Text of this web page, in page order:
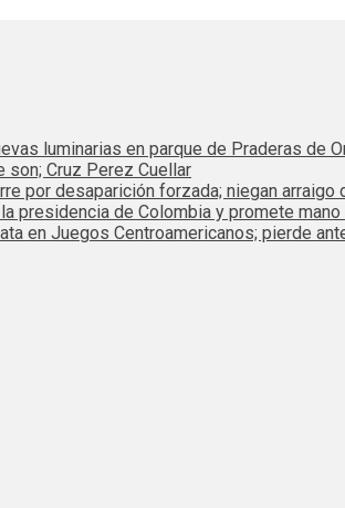
luminarias en parque de Praderas de
son; Cruz Perez Cuellar
por desaparición forzada; niegan
presidencia de Colombia y promete mano
en Juegos Centroamericanos; pierde